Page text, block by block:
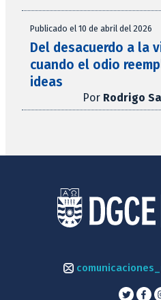
Publicado el 10 de abril del 2026
Del desacuerdo a la
cuando el odio
ideas
Por Rodrigo